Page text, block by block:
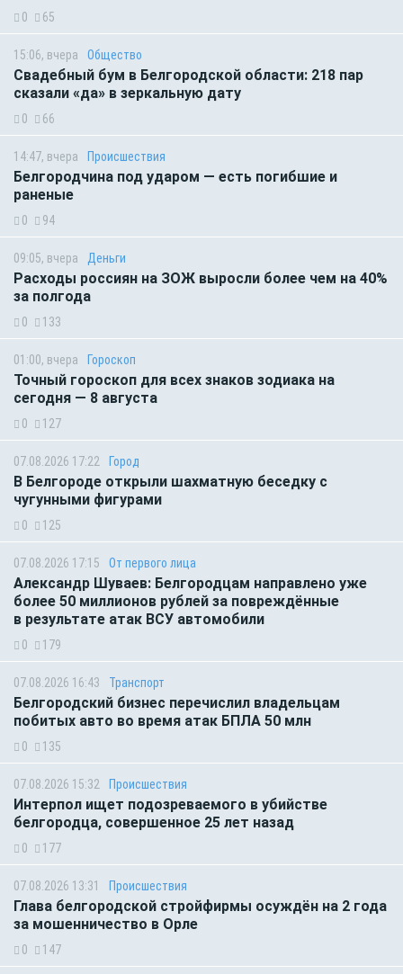
0 65
15:06, вчера Общество
Свадебный бум в Белгородской области: 218 пар
сказали «да» в зеркальную дату
0 66
14:47, вчера Происшествия
Белгородчина под ударом — есть погибшие и
раненые
0 94
09:05, вчера Деньги
Расходы россиян на ЗОЖ выросли более чем на 40%
за полгода
0 133
01:00, вчера Гороскоп
Точный гороскоп для всех знаков зодиака на
сегодня — 8 августа
0 127
07.08.2026 17:22 Город
В Белгороде открыли шахматную беседку с
чугунными фигурами
0 125
07.08.2026 17:15 От первого лица
Александр Шуваев: Белгородцам направлено уже
более 50 миллионов рублей за повреждённые
в результате атак ВСУ автомобили
0 179
07.08.2026 16:43 Транспорт
Белгородский бизнес перечислил владельцам
побитых авто во время атак БПЛА 50 млн
0 135
07.08.2026 15:32 Происшествия
Интерпол ищет подозреваемого в убийстве
белгородца, совершенное 25 лет назад
0 177
07.08.2026 13:31 Происшествия
Глава белгородской стройфирмы осуждён на 2 года
за мошенничество в Орле
0 147